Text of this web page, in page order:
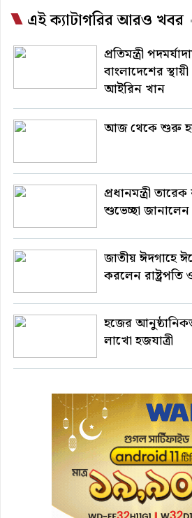
এই ক্যাটাগরির আরও খবর
প্রতিমন্ত্রী
বাংলাদেশের
আইরিন খান
আজ থেকে শুরু
প্রধানমন্ত্রী
শুভেচ্ছা জানালেন
জাতীয় ঈদগাহে
করলেন রাষ্ট্রপতি ও
হজের
লাখো হজযাত্রী